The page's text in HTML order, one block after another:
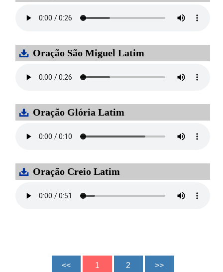
Oração São Miguel Latim
Oração Glória Latim
Oração Creio Latim